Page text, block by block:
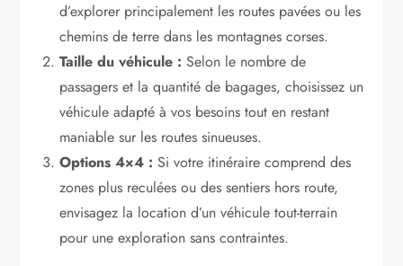
d’explorer principalement les routes pavées ou les
chemins de terre dans les montagnes corses.
Taille du véhicule : Selon le nombre de
passagers et la quantité de bagages, choisissez un
véhicule adapté à vos besoins tout en restant
maniable sur les routes sinueuses.
Options 4×4 : Si votre itinéraire comprend des
zones plus reculées ou des sentiers hors route,
envisagez la location d’un véhicule tout-terrain
pour une exploration sans contraintes.